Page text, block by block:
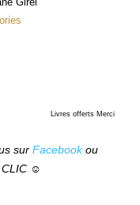
Livres offerts Merci
sur Facebookou
☺